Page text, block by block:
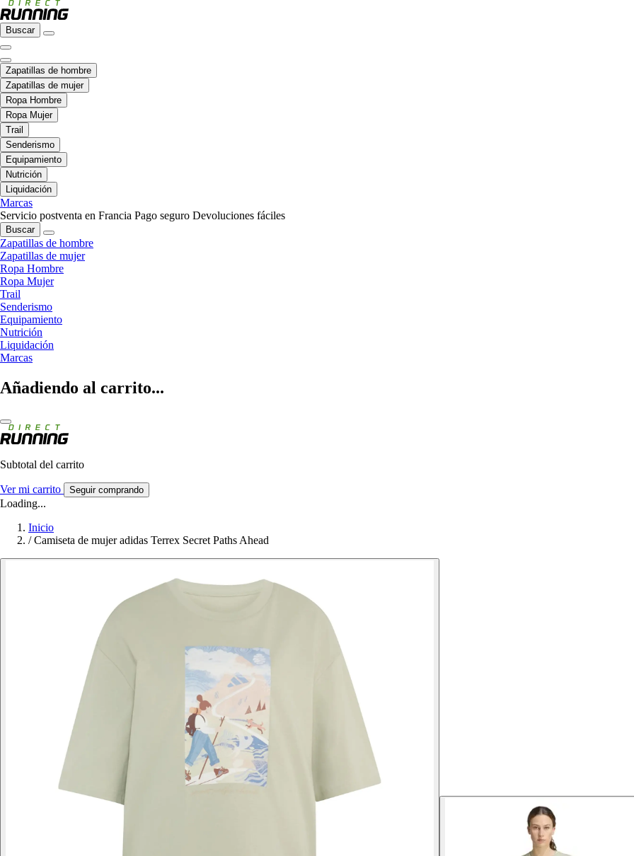
Buscar
Zapatillas de hombre
Zapatillas de mujer
Ropa Hombre
Ropa Mujer
Trail
Senderismo
Equipamiento
Nutrición
Liquidación
Marcas
Servicio postventa en Francia Pago seguro Devoluciones fáciles
Buscar
Zapatillas de hombre
Zapatillas de mujer
Ropa Hombre
Ropa Mujer
Trail
Senderismo
Equipamiento
Nutrición
Liquidación
Marcas
Añadiendo al carrito...
Subtotal del carrito
Ver mi carrito Seguir comprando
Loading...
Inicio
/ Camiseta de mujer adidas Terrex Secret Paths Ahead